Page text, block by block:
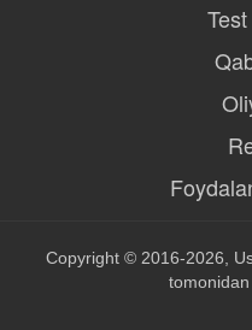
Copyright © 2016-2026,